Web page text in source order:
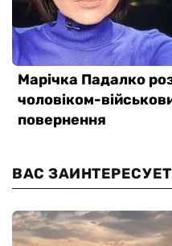
ВАС ЗАИНТЕРЕСУЕТ